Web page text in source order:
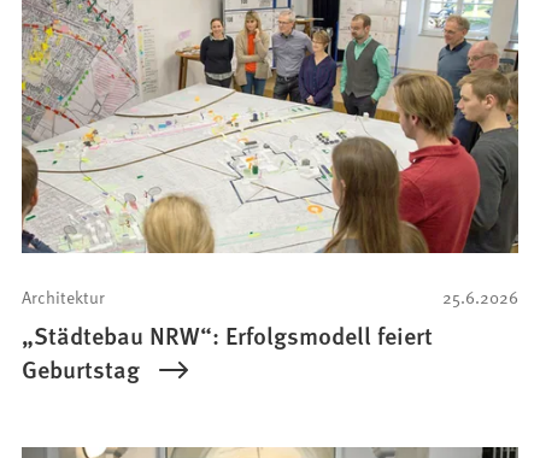
25.6.2026
Architektur
„Städtebau NRW“: Erfolgsmodell feiert
Geburtstag